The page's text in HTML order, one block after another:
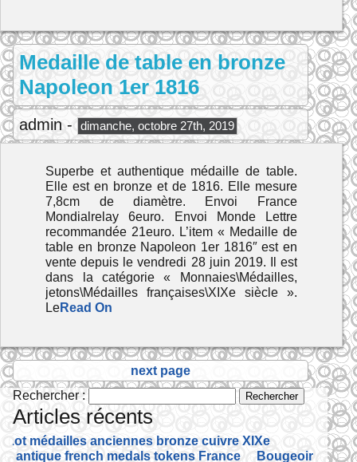
Medaille de table en bronze
Napoleon 1er 1816
admin - dimanche, octobre 27th, 2019
Superbe et authentique médaille de table.
Elle est en bronze et de 1816. Elle mesure
7,8cm de diamètre. Envoi France
Mondialrelay 6euro. Envoi Monde Lettre
recommandée 21euro. L’item « Medaille de
table en bronze Napoleon 1er 1816″ est en
vente depuis le vendredi 28 juin 2019. Il est
dans la catégorie « Monnaies\Médailles,
jetons\Médailles françaises\XIXe siècle ».
LeRead On
next page
Rechercher :
Articles récents
Lot médailles anciennes bronze cuivre XIXe
antique french medals tokens France
Bougeoir